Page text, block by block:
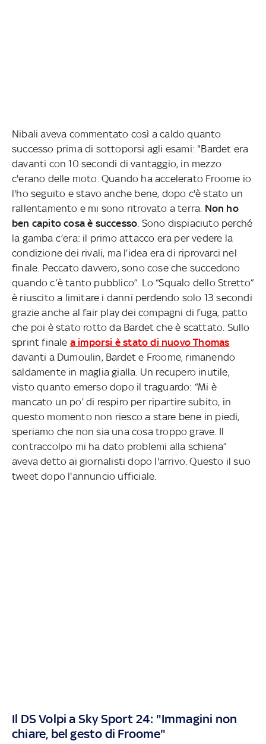
Nibali aveva commentato così a caldo quanto
successo prima di sottoporsi agli esami: "Bardet era
davanti con 10 secondi di vantaggio, in mezzo
c'erano delle moto. Quando ha accelerato Froome io
l'ho seguito e stavo anche bene, dopo c'è stato un
rallentamento e mi sono ritrovato a terra. Non ho
ben capito cosa è successo . Sono dispiaciuto perché
la gamba c’era: il primo attacco era per vedere la
condizione dei rivali, ma l’idea era di riprovarci nel
finale. Peccato davvero, sono cose che succedono
quando c’è tanto pubblico”. Lo “Squalo dello Stretto”
è riuscito a limitare i danni perdendo solo 13 secondi
grazie anche al fair play dei compagni di fuga, patto
che poi è stato rotto da Bardet che è scattato. Sullo
sprint finale a imporsi è stato di nuovo Thomas
davanti a Dumoulin, Bardet e Froome, rimanendo
saldamente in maglia gialla. Un recupero inutile,
visto quanto emerso dopo il traguardo: “Mi è
mancato un po’ di respiro per ripartire subito, in
questo momento non riesco a stare bene in piedi,
speriamo che non sia una cosa troppo grave. Il
contraccolpo mi ha dato problemi alla schiena”
aveva detto ai giornalisti dopo l'arrivo. Questo il suo
tweet dopo l'annuncio ufficiale.
Il DS Volpi a Sky Sport 24: "Immagini non
chiare, bel gesto di Froome"